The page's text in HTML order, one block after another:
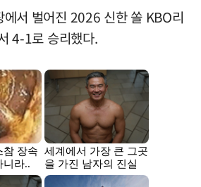
에서 벌어진 2026 신한 쏠 KBO리
4-1로 승리했다.